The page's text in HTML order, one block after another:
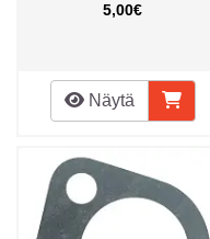
5,00€
Näytä